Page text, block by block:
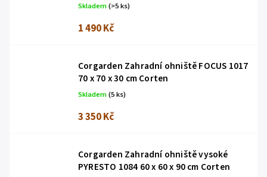
Skladem(>5 ks)
1 490 Kč
Corgarden Zahradní ohniště FOCUS 1017
70 x 70 x 30 cm Corten
Skladem(5 ks)
3 350 Kč
Corgarden Zahradní ohniště vysoké
PYRESTO 1084 60 x 60 x 90 cm Corten